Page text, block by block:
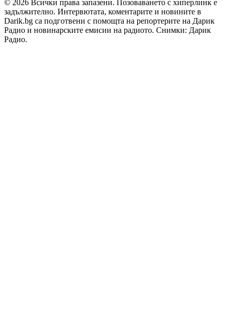
© 2026 Всички права запазени. Позоваването с хиперлинк е
задължително. Интервютата, коментарите и новините в
Darik.bg са подготвени с помощта на репортерите на Дарик
Радио и новинарските емисии на радиото. Снимки: Дарик
Радио.